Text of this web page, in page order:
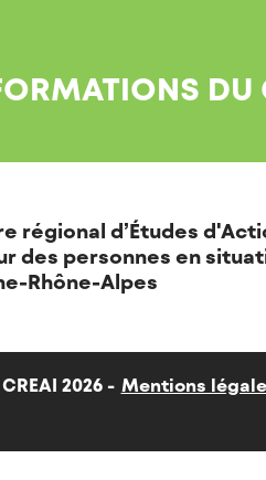
DU
régional d’Études
des personnes en
Rhône-Alpes
2026 - Mentions